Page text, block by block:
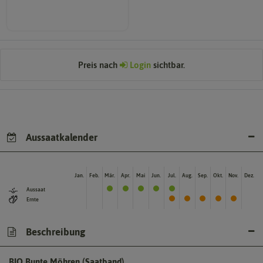
Preis nach Login sichtbar.
Aussaatkalender
Aussaat
Ernte
Jan. Feb. Mär. Apr. Mai Jun. Jul. Aug. Sep. Okt. Nov. Dez.
Beschreibung